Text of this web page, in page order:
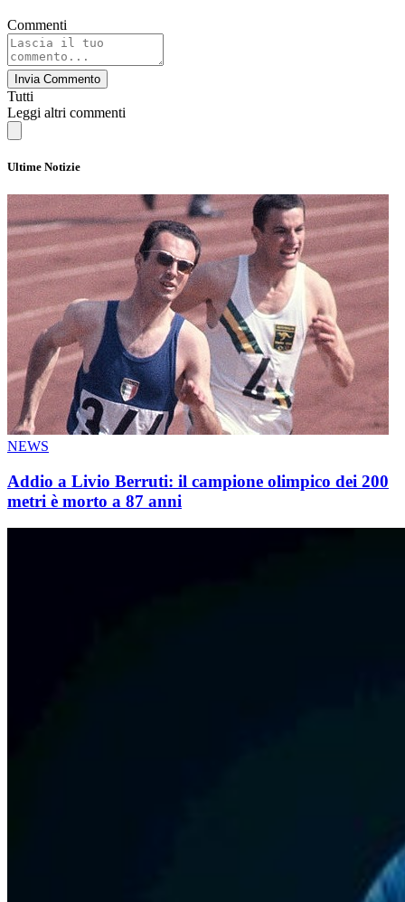
Commenti
Invia Commento
Tutti
Leggi altri commenti
Ultime Notizie
NEWS
Addio a Livio Berruti: il campione olimpico dei 200
metri è morto a 87 anni